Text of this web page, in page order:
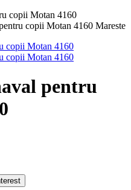
copii Motan 4160
Mareste
pentru